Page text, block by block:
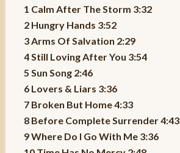
1 Calm After The Storm 3:32
2 Hungry Hands 3:52
3 Arms Of Salvation 2:29
4 Still Loving After You 3:54
5 Sun Song 2:46
6 Lovers & Liars 3:36
7 Broken But Home 4:33
8 Before Complete Surrender 4:43
9 Where Do I Go With Me 3:36